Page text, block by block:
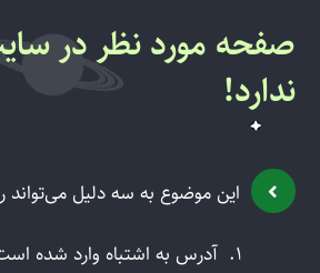
صفحه مورد نظر در
ندارد!
این موضوع به سه دلیل
1. آدرس به اشتباه وارد شده